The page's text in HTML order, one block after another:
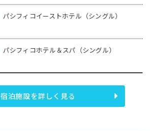
パシフィコイーストホテル（シングル）
パシフィコホテル＆スパ（シングル）
宿泊施設を詳しく見る